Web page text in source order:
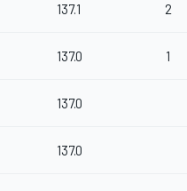
137.1 2
137.0 1
137.0
137.0